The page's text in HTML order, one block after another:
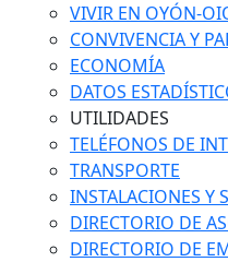
VIVIR EN OYÓN-
CONVIVENCIA Y
ECONOMÍA
DATOS
UTILIDADES
TELÉFONOS DE
TRANSPORTE
INSTALACIONES Y
DIRECTORIO DE
DIRECTORIO DE